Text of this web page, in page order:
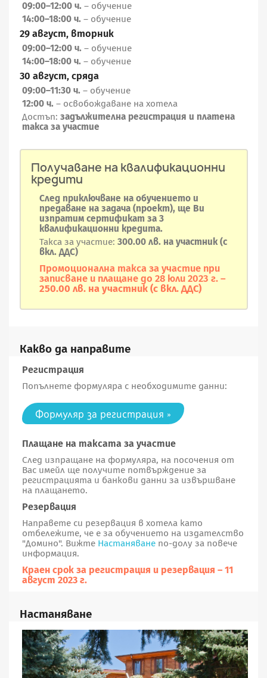
09:00–12:00 ч. – обучение
14:00–18:00 ч. – обучение
29 август, вторник
09:00–12:00 ч. – обучение
14:00–18:00 ч. – обучение
30 август, сряда
09:00–11:30 ч. – обучение
12:00 ч. – освобождаване на хотела
Достъп:задължителна регистрация и платена
такса за участие
Получаване на квалификационни
кредити
След приключване на обучението и
предаване на задача (проект), ще Ви
изпратим сертификат за 3
квалификационни кредита.
Такса за участие: 300.00 лв. на участник (с
вкл. ДДС)
Промоционална такса за участие при
записване и плащане до 28 юли 2023 г. –
250.00 лв. на участник (с вкл. ДДС)
Какво да направите
Регистрация
Попълнете формуляра с необходимите данни:
Формуляр за регистрация »
Плащане на таксата за участие
След изпращане на формуляра, на посочения от
Вас имейл ще получите потвърждение за
регистрацията и банкови данни за извършване
на плащането.
Резервация
Направете си резервация в хотела като
отбележите, че е за обучението на издателство
"Домино". Вижте Настаняване по-долу за повече
информация.
Краен срок за регистрация и резервация – 11
август 2023 г.
Настаняване